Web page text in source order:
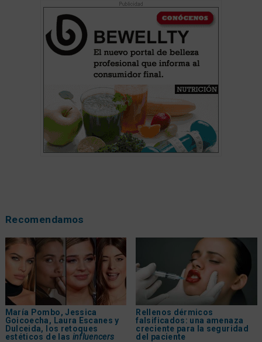
Recomendamos
María Pombo, Jessica
Goicoecha, Laura Escanes y
Dulceida, los retoques
estéticos de las influencers
Rellenos dérmicos
falsificados: una amenaza
creciente para la seguridad
del paciente